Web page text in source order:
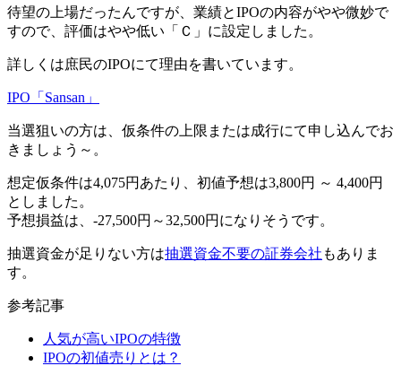
待望の上場だったんですが、業績とIPOの内容がやや微妙で
すので、評価はやや低い「Ｃ」 に設定しました。
詳しくは庶民のIPOにて理由を書いています。
IPO「Sansan」
当選狙いの方は、 仮条件の上限または成行にて申し込んでお
きましょう～。
想定仮条件は4,075円あたり、 初値予想は3,800円 ～ 4,400円
としました。
予想損益は、 -27,500円～32,500円 になりそうです。
抽選資金が足りない方は抽選資金不要の証券会社 もありま
す。
参考記事
人気が高いIPOの特徴
IPOの初値売りとは？